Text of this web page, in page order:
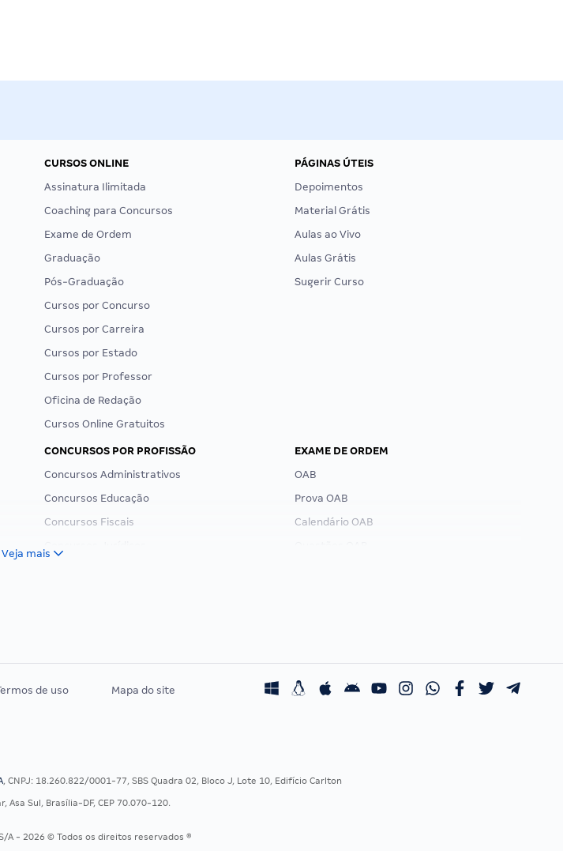
CURSOS ONLINE
Assinatura Ilimitada
Coaching para Concursos
Exame de Ordem
Graduação
Pós-Graduação
Cursos por Concurso
Cursos por Carreira
Cursos por Estado
Cursos por Professor
Oficina de Redação
Cursos Online Gratuitos
PÁGINAS ÚTEIS
Depoimentos
Material Grátis
Aulas ao Vivo
Aulas Grátis
Sugerir Curso
CONCURSOS POR PROFISSÃO
Concursos Administrativos
Concursos Educação
Concursos Fiscais
Residência Multiprofissional
EXAME DE ORDEM
OAB
Prova OAB
Calendário OAB
Veja mais
de uso Mapa do site
, CNPJ: 18.260.822/0001-77, SBS Quadra 02, Bloco J, Lote 10, Edifício Carlton
Asa Sul, Brasília-DF, CEP 70.070-120.
A - 2026 © Todos os direitos reservados ®